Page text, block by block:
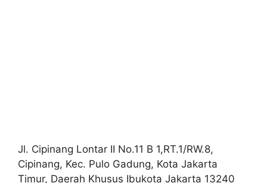
Jl. Cipinang Lontar II No.11 B 1,RT.1/RW.8,
Cipinang, Kec. Pulo Gadung, Kota Jakarta
Timur, Daerah Khusus Ibukota Jakarta 13240